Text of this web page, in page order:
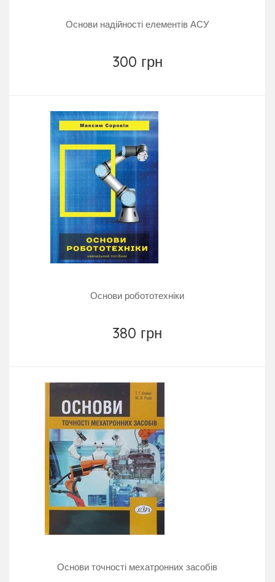
Основи надійності елементів АСУ
300 грн
Основи робототехніки
380 грн
Основи точності мехатронних засобів